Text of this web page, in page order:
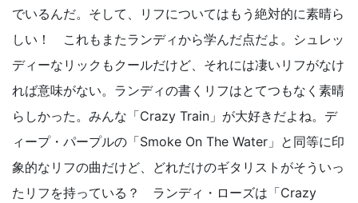
でいるんだ。そして、リフについてはもう絶対的に素晴ら
しい！ これもまたランディから学んだ点だよ。シュレッ
ディーなリックもクールだけど、それには凄いリフがなけ
れば意味がない。ランディの書くリフはとてつもなく素晴
らしかった。みんな「Crazy Train」が大好きだよね。デ
ィープ・パープルの「Smoke On The Water」と同等に印
象的なリフの曲だけど、どれだけのギタリストがそういっ
たリフを持っている？ ランディ・ローズは「Crazy